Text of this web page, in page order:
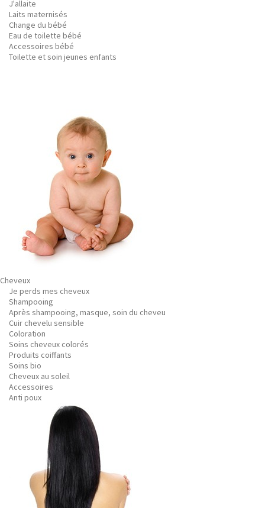
J'allaite
Laits maternisés
Change du bébé
Eau de toilette bébé
Accessoires bébé
Toilette et soin jeunes enfants
Cheveux
Je perds mes cheveux
Shampooing
Après shampooing, masque, soin du cheveu
Cuir chevelu sensible
Coloration
Soins cheveux colorés
Produits coiffants
Soins bio
Cheveux au soleil
Accessoires
Anti poux